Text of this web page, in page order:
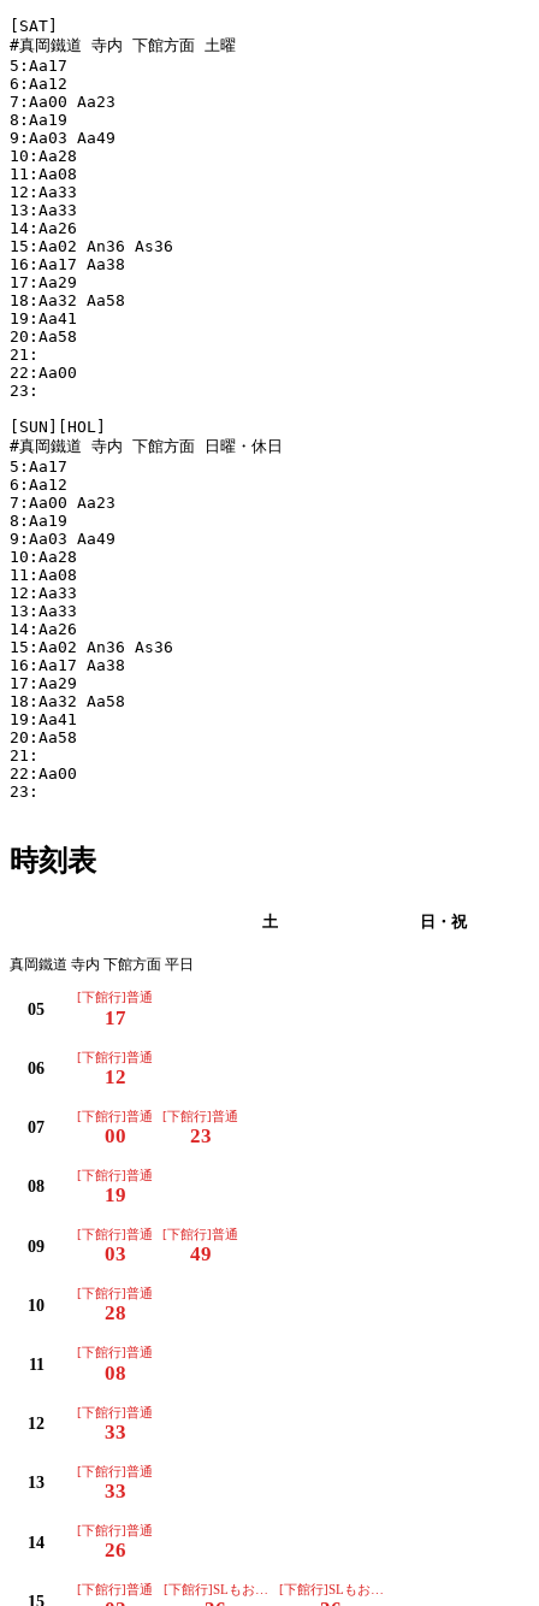
[SAT]
#真岡鐵道 寺内 下館方面 土曜
5:Aa17
6:Aa12
7:Aa00 Aa23
8:Aa19
9:Aa03 Aa49
10:Aa28
11:Aa08
12:Aa33
13:Aa33
14:Aa26
15:Aa02 An36 As36
16:Aa17 Aa38
17:Aa29
18:Aa32 Aa58
19:Aa41
20:Aa58
21:
22:Aa00
23:
[SUN][HOL]
#真岡鐵道 寺内 下館方面 日曜・休日
5:Aa17
6:Aa12
7:Aa00 Aa23
8:Aa19
9:Aa03 Aa49
10:Aa28
11:Aa08
12:Aa33
13:Aa33
14:Aa26
15:Aa02 An36 As36
16:Aa17 Aa38
17:Aa29
18:Aa32 Aa58
19:Aa41
20:Aa58
21:
22:Aa00
23:
時刻表
土 日・祝
真岡鐵道 寺内 下館方面 平日
05
[下館行]普通
17
06
[下館行]普通
12
07
[下館行]普通
00
[下館行]普通
23
08
[下館行]普通
19
09
[下館行]普通
03
[下館行]普通
49
10
[下館行]普通
28
11
[下館行]普通
08
12
[下館行]普通
33
13
[下館行]普通
33
14
[下館行]普通
26
15
[下館行]普通 [下館行]SLもおか号運転日は運休[下館行]SLもおか号(運転日注意)